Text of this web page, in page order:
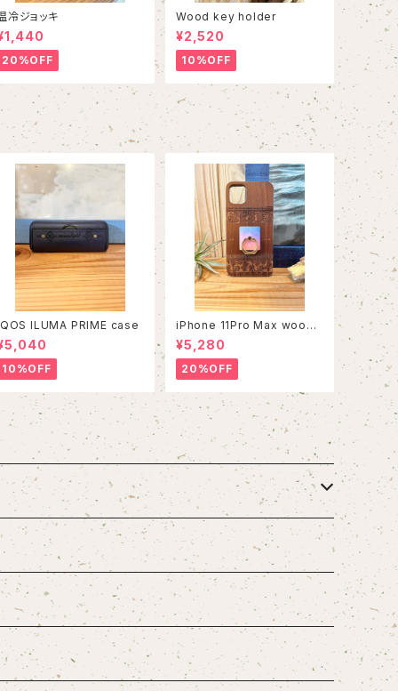
冷ジョッキ
20%OFF
Wood key holder
¥2,520
10%OFF
ILUMA PRIME case
10%OFF
iPhone 11Pro Max wood
case
¥5,280
20%OFF